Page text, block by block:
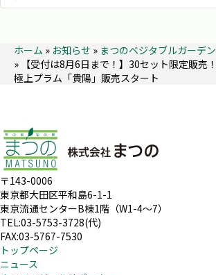
ホーム » お知らせ » まつのベジタブルガーデン
» 【受付は8月6日まで！】30セット限定販売！
極上プラム「貴陽」販売スタート
〒143-0006
東京都大田区平和島6-1-1
東京流通センターB棟1階（W1-4～7）
TEL:03-5753-3728(代)
FAX:03-5767-7530
トップページ
ニュース